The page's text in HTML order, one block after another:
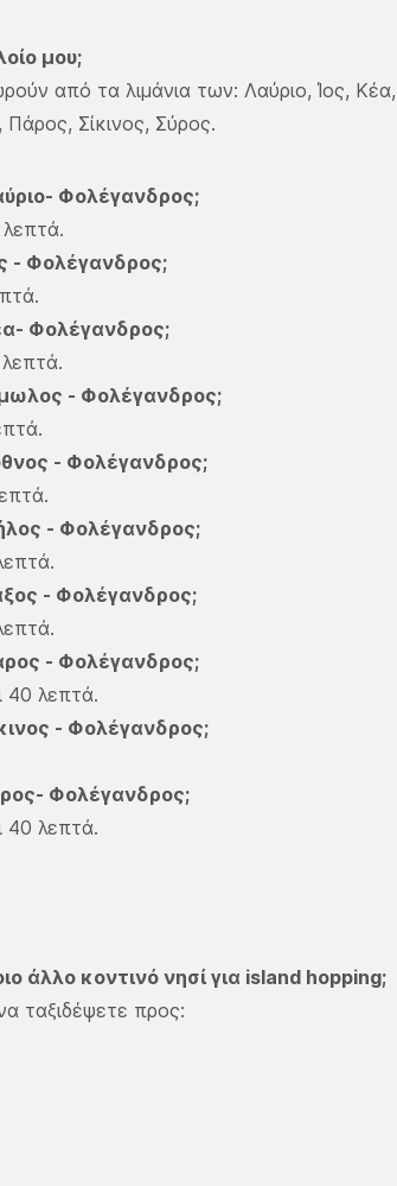
μου;
από τα λιμάνια των: Λαύριο, Ίος, Κέα,
Σίκινος, Σύρος.
Φολέγανδρος;
λεπτά.
- Φολέγανδρος;
Φολέγανδρος;
λεπτά.
- Φολέγανδρος;
- Φολέγανδρος;
- Φολέγανδρος;
- Φολέγανδρος;
- Φολέγανδρος;
40 λεπτά.
- Φολέγανδρος;
Φολέγανδρος;
40 λεπτά.
άλλο κοντινό νησί για island hopping;
ταξιδέψετε προς: